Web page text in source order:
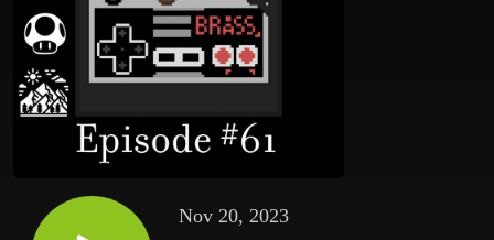
Nov 20, 2023